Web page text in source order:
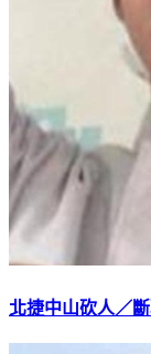
北捷中山砍人／